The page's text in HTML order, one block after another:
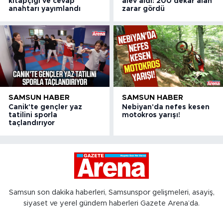
anahtarı yayımlandı
zarar gördü
SAMSUN HABER
Canik'te gençler yaz
tatilini sporla
taçlandırıyor
SAMSUN HABER
Nebiyan'da nefes kesen
motokros yarışı!
Samsun son dakika haberleri, Samsunspor gelişmeleri, asayiş,
siyaset ve yerel gündem haberleri Gazete Arena’da.